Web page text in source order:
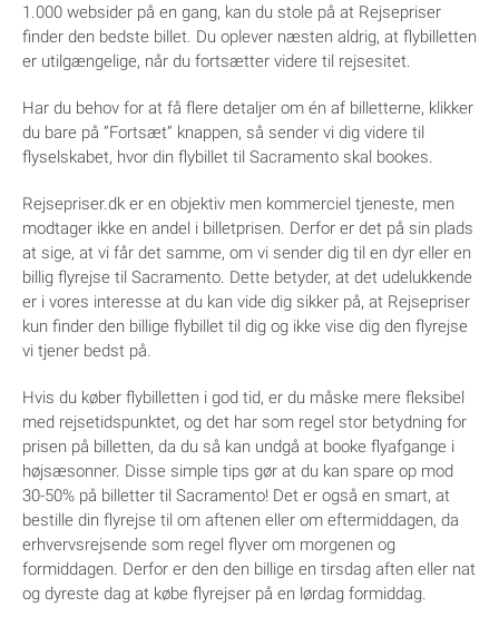
1.000 websider på en gang, kan du stole på at Rejsepriser
finder den bedste billet. Du oplever næsten aldrig, at flybilletten
er utilgængelige, når du fortsætter videre til rejsesitet.
Har du behov for at få flere detaljer om én af billetterne, klikker
du bare på ”Fortsæt” knappen, så sender vi dig videre til
flyselskabet, hvor din flybillet til Sacramento skal bookes.
Rejsepriser.dk er en objektiv men kommerciel tjeneste, men
modtager ikke en andel i billetprisen. Derfor er det på sin plads
at sige, at vi får det samme, om vi sender dig til en dyr eller en
billig flyrejse til Sacramento. Dette betyder, at det udelukkende
er i vores interesse at du kan vide dig sikker på, at Rejsepriser
kun finder den billige flybillet til dig og ikke vise dig den flyrejse
vi tjener bedst på.
Hvis du køber flybilletten i god tid, er du måske mere fleksibel
med rejsetidspunktet, og det har som regel stor betydning for
prisen på billetten, da du så kan undgå at booke flyafgange i
højsæsonner. Disse simple tips gør at du kan spare op mod
30-50% på billetter til Sacramento! Det er også en smart, at
bestille din flyrejse til om aftenen eller om eftermiddagen, da
erhvervsrejsende som regel flyver om morgenen og
formiddagen. Derfor er den den billige en tirsdag aften eller nat
og dyreste dag at købe flyrejser på en lørdag formiddag.